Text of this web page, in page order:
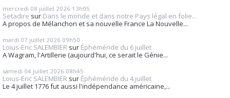
mercredi 08 juillet 2026 13h05
Setadire sur Dans le monde et dans notre Pays légal en folie...
A propos de Mélanchon et sa nouvelle France La Nouvelle...
mardi 07 juillet 2026 09h50
Loius-Eric SALEMBIER sur Éphéméride du 6 juillet
A Wagram, l'Artillerie (aujourd'hui, ce serait le Génie...
samedi 04 juillet 2026 08h45
Loius-Eric SALEMBIER sur Éphéméride du 4 juillet
Le 4 juillet 1776 fut aussi l'indépendance américaine,...